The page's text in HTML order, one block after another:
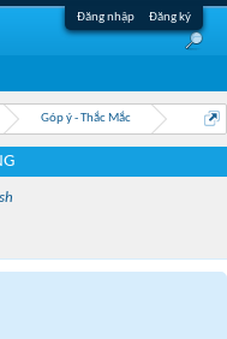
Đăng nhập Đăng ký
Góp ý - Thắc Mắc